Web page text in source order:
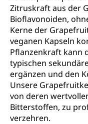
Zitruskraft aus der
Bioflavonoiden,
Kerne der
veganen Kapseln
Pflanzenkraft kann
typischen
ergänzen und den
Unsere
von deren
Bitterstoffen, zu
verzehren.